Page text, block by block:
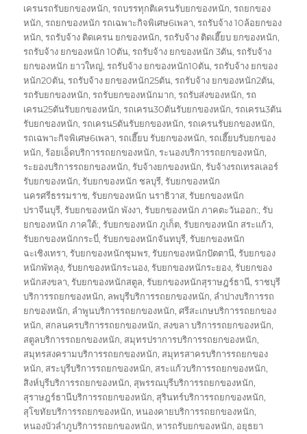
เครนรถรับยกของหนัก,รถบรรทุกติเครนรับยกของหนัก,รถยกของ
หนัก,รถยกของหนัก รถเฉพาะกิจพิเศษ6เพลา,รถรับจ้าง 10ล้อยกของ
หนัก,รถรับจ้าง ติดเครน ยกของหนัก,รถรับจ้าง ติดเฮี๊ยบ ยกของหนัก,
รถรับจ้าง ยกของหนัก 10ตัน,รถรับจ้าง ยกของหนัก 3ตัน,รถรับจ้าง
ยกของหนัก ยาวใหญ่,รถรับจ้าง ยกของหนัก10ตัน,รถรับจ้าง ยกของ
หนัก20ตัน,รถรับจ้าง ยกของหนัก25ตัน,รถรับจ้าง ยกของหนัก2ตัน,
รถรับยกของหนัก,รถรับยกของหนักมาก,รถรับส่งของหนัก,รถ
เครน25ตันรับยกของหนัก,รถเครน30ตันรับยกของหนัก,รถเครน3ตัน
รับยกของหนัก,รถเครน5ตันรับยกของหนัก,รถเครนรับยกของหนัก,
รถเฉพาะกิจพิเศษ6เพลา,รถเฮี๊ยบ รับยกของหนัก,รถเฮี๊ยบรับยกของ
หนัก,ร้อยเอ็ดบริการรถยกของหนัก,ระนองบริการรถยกของหนัก,
ระยองบริการรถยกของหนัก,รับจ้างยกของหนัก,รับจ้างรถเทรลเลอร์
รับยกของหนัก,รับยกของหนัก ชลบุรี,รับยกของหนัก
นครศรีธรรมราช,รับยกของหนัก นราธิวาส,รับยกของหนัก
ปราจีนบุรี,รับยกของหนัก พังงา,รับยกของหนัก ภาคตะวันออก:,รับ
ยกของหนัก ภาคใต้:,รับยกของหนัก ภูเก็ต,รับยกของหนัก สระแก้ว,
รับยกของหนักกระบี่,รับยกของหนักจันทบุรี,รับยกของหนัก
ฉะเชิงเทรา,รับยกของหนักชุมพร,รับยกของหนักปัตตานี,รับยกของ
หนักพัทลุง,รับยกของหนักระนอง,รับยกของหนักระยอง,รับยกของ
หนักสงขลา,รับยกของหนักสตูล,รับยกของหนักสุราษฎร์ธานี,ราชบุรี
บริการรถยกของหนัก, ลพบุรีบริการรถยกของหนัก, ลำปางบริการรถ
ยกของหนัก, ลำพูนบริการรถยกของหนัก,ศรีสะเกษบริการรถยกของ
หนัก, สกลนครบริการรถยกของหนัก, สงขลา บริการรถยกของหนัก,
สตูลบริการรถยกของหนัก, สมุทรปราการบริการรถยกของหนัก,
สมุทรสงครามบริการรถยกของหนัก, สมุทรสาครบริการรถยกของ
หนัก, สระบุรีบริการรถยกของหนัก, สระแก้วบริการรถยกของหนัก,
สิงห์บุรีบริการรถยกของหนัก, สุพรรณบุรีบริการรถยกของหนัก,
สุราษฎร์ธานีบริการรถยกของหนัก, สุรินทร์บริการรถยกของหนัก,
สุโขทัยบริการรถยกของหนัก,หนองคายบริการรถยกของหนัก,
หนองบัวลำภูบริการรถยกของหนัก,หารถรับยกของหนัก, อยุธยา